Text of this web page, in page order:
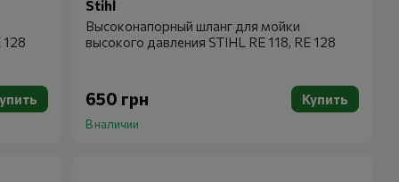
128
Stihl
Высоконапорный шланг для мойки
высокого давления STIHL RE 118, RE 128
650 грн Купить
В наличии